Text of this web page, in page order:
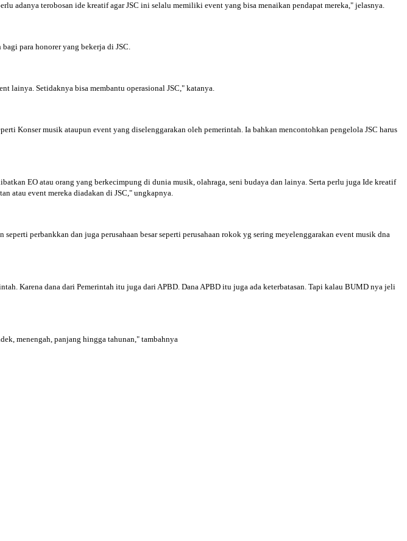
adanya terobosan ide kreatif agar JSC ini selalu memiliki event yang bisa menaikan pendapat mereka," jelasnya.
para honorer yang bekerja di JSC.
lainya. Setidaknya bisa membantu operasional JSC," katanya.
Konser musik ataupun event yang diselenggarakan oleh pemerintah. Ia bahkan mencontohkan pengelola JSC harus
EO atau orang yang berkecimpung di dunia musik, olahraga, seni budaya dan lainya. Serta perlu juga Ide kreatif
atau event mereka diadakan di JSC," ungkapnya.
perbankkan dan juga perusahaan besar seperti perusahaan rokok yg sering meyelenggarakan event musik dna
Karena dana dari Pemerintah itu juga dari APBD. Dana APBD itu juga ada keterbatasan. Tapi kalau BUMD nya jeli
menengah, panjang hingga tahunan," tambahnya